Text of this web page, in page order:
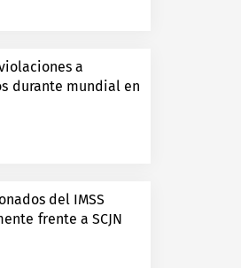
a
durante mundial en
del IMSS
frente a SCJN